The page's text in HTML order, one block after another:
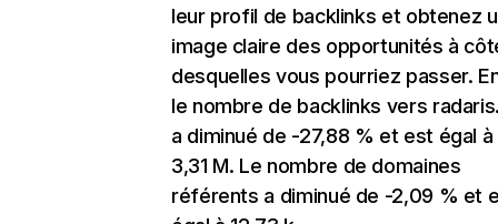
leur profil de backlinks et obtenez
image claire des opportunités à
desquelles vous pourriez passer.
le nombre de backlinks vers
a diminué de -27,88 % et est égal à
3,31 M. Le nombre de domaines
référents a diminué de -2,09 % et